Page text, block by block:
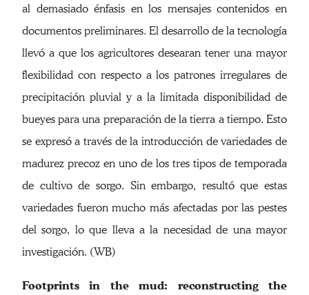
al demasiado énfasis en los mensajes contenidos en
documentos preliminares. El desarrollo de la tecnología
llevó a que los agricultores desearan tener una mayor
flexibilidad con respecto a los patrones irregulares de
precipitación pluvial y a la limitada disponibilidad de
bueyes para una preparación de la tierra a tiempo. Esto
se expresó a través de la introducción de variedades de
madurez precoz en uno de los tres tipos de temporada
de cultivo de sorgo. Sin embargo, resultó que estas
variedades fueron mucho más afectadas por las pestes
del sorgo, lo que lleva a la necesidad de una mayor
investigación. (WB)
Footprints in the mud: reconstructing the